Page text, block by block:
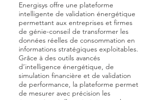
Energisys offre une plateforme
intelligente de validation énergétique
permettant aux entreprises et firmes
de génie-conseil de transformer les
données réelles de consommation en
informations stratégiques exploitables.
Grâce à des outils avancés
d’intelligence énergétique, de
simulation financière et de validation
de performance, la plateforme permet
de mesurer avec précision les